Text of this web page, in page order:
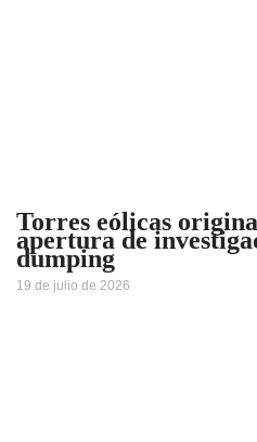
Torres eólicas
apertura de
dumping
19 de julio de 2026